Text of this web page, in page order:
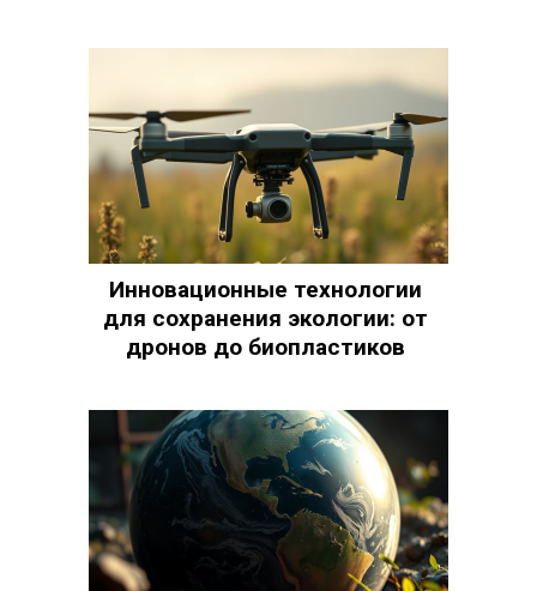
Инновационные технологии
для сохранения экологии: от
дронов до биопластиков